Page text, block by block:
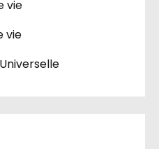
vie
vie